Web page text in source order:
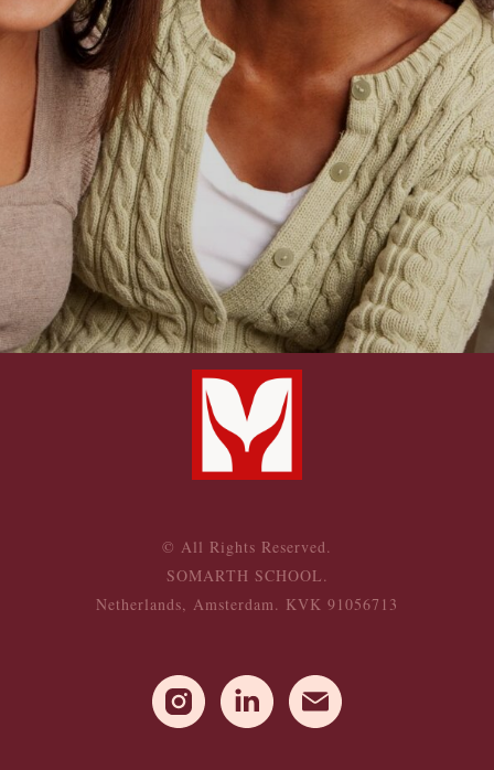
© All Rights Reserved.
SOMARTH SCHOOL.
Netherlands, Amsterdam. KVK 91056713